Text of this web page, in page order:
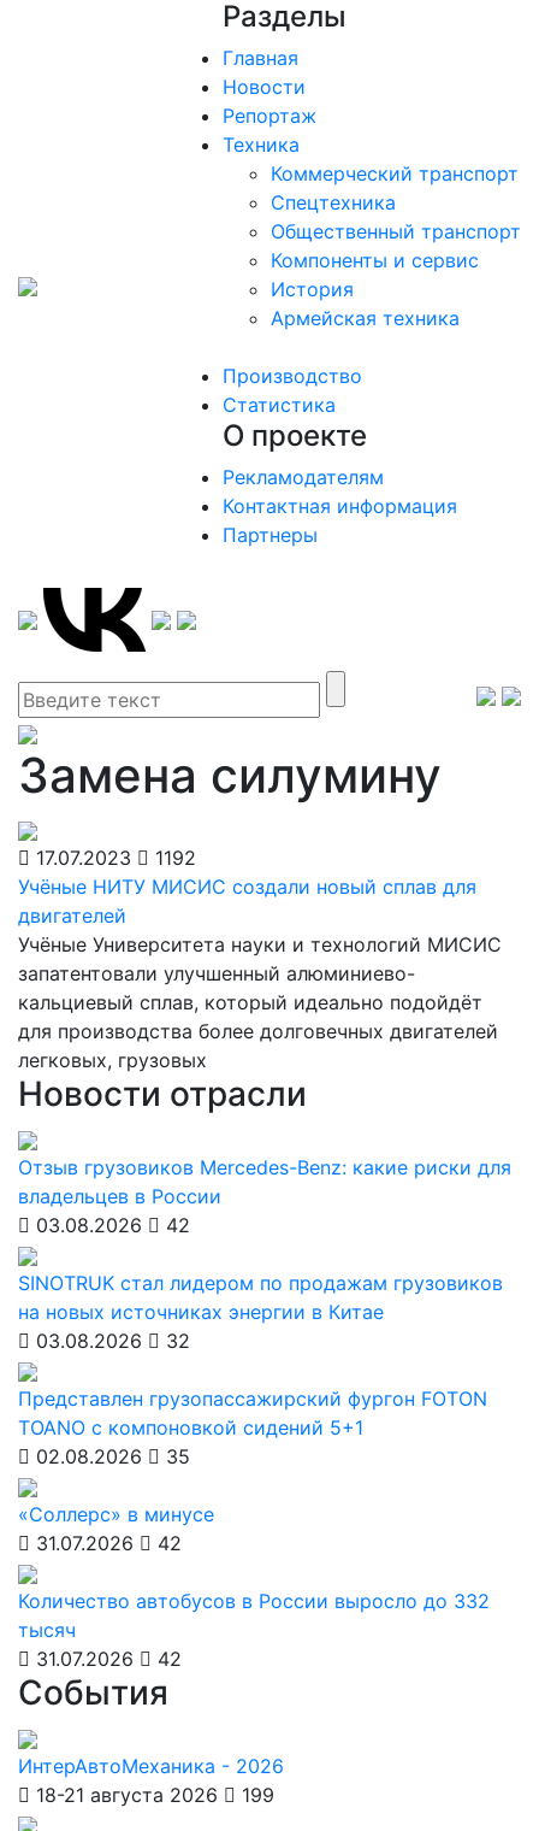
Разделы
Главная
Новости
Репортаж
Техника
Коммерческий транспорт
Спецтехника
Общественный транспорт
Компоненты и сервис
История
Армейская техника
Производство
Статистика
О проекте
Рекламодателям
Контактная информация
Партнеры
Замена силумину
17.07.2023
1192
Учёные НИТУ МИСИС создали новый сплав для
двигателей
Учёные Университета науки и технологий МИСИС
запатентовали улучшенный алюминиево-
кальциевый сплав, который идеально подойдёт
для производства более долговечных двигателей
легковых, грузовых
Новости отрасли
Отзыв грузовиков Mercedes-Benz: какие риски для
владельцев в России
03.08.2026
42
SINOTRUK стал лидером по продажам грузовиков
на новых источниках энергии в Китае
03.08.2026
32
Представлен грузопассажирский фургон FOTON
TOANO с компоновкой сидений 5+1
02.08.2026
35
«Соллерс» в минусе
31.07.2026
42
Количество автобусов в России выросло до 332
тысяч
31.07.2026
42
События
ИнтерАвтоМеханика - 2026
18-21 августа 2026
199